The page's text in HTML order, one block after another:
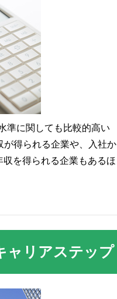
準に関しても比較的高い
得られる企業や、入社か
を得られる企業もあるほ
ャリアステップ